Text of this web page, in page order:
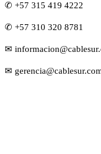
✆ +57 315 419 4222
✆ +57 310 320 8781
✉
✉